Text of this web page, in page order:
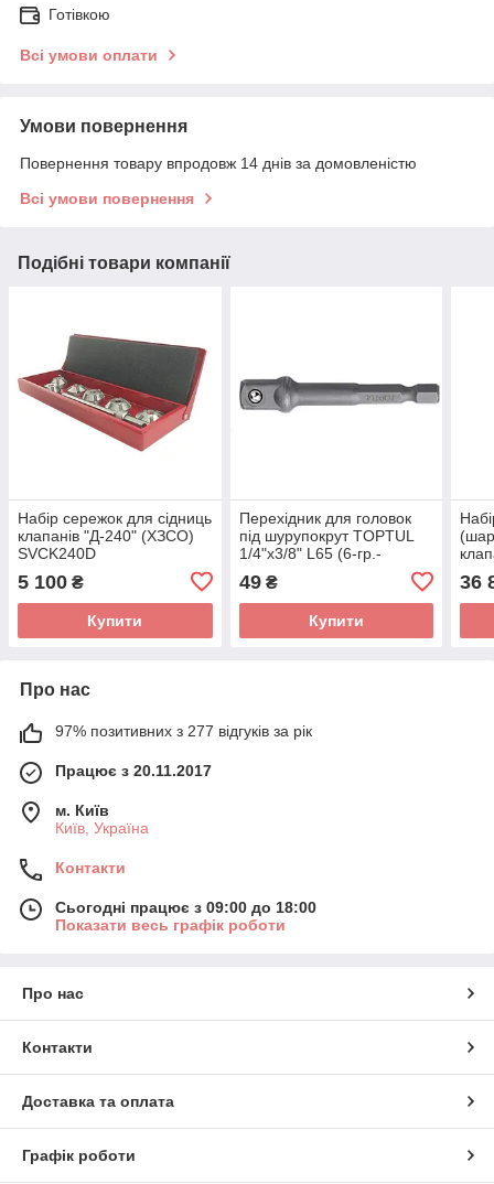
Готівкою
Всі умови оплати
Умови повернення
Повернення товару впродовж 14 днів за домовленістю
Всі умови повернення
Подібні товари компанії
Набір сережок для сідниць
клапанів "Д-240" (ХЗСО)
SVCK240D
5 100 ₴
Купити
Перехідник для головок
під шурупокрут TOPTUL
1/4"х3/8" L65 (6-гр.-
49₴
Купити
36
Про нас
97% позитивних з 277 відгуків за рік
Працює з 20.11.2017
м. Київ
Київ, Україна
Контакти
Сьогодні працює з 09:00 до 18:00
Показати весь графік роботи
Про нас
Контакти
Доставка та оплата
Графік роботи